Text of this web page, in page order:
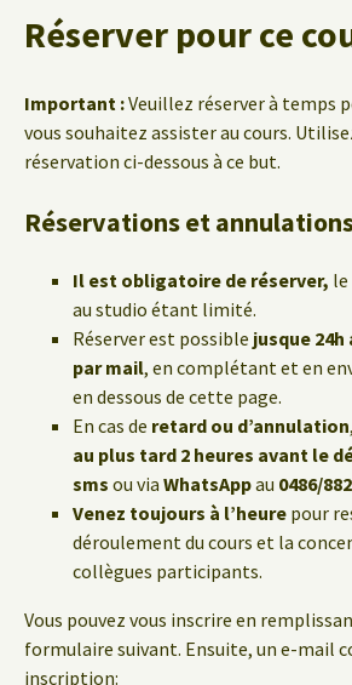
Réserver pour ce
Important :Veuillez réserver à temps
vous souhaitez assister au cours.
réservation ci-dessous à ce but.
Réservations et
Il est obligatoire de réserver, le
au studio étant limité.
Réserver est possible jusque
par mail, en complétant et en
en dessous de cette page.
En cas de retard ou d’annulation
au plus tard 2 heures avant le
sms ou via WhatsAppau 0486/
Venez toujours à l’heure pour
déroulement du cours et la
collègues participants.
Vous pouvez vous inscrire en
formulaire suivant. Ensuite, un e-mail
inscription: